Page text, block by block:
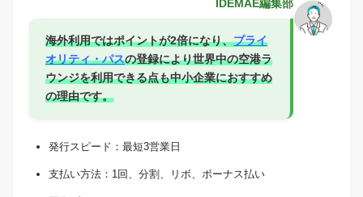
IDEMAE編集部
海外利用ではポイントが2倍になり、プライ
オリティ・パスの登録により世界中の空港ラ
ウンジを利用できる点も中小企業におすすめ
の理由です。
発行スピード：最短3営業日
支払い方法：1回、分割、リボ、ボーナス払い